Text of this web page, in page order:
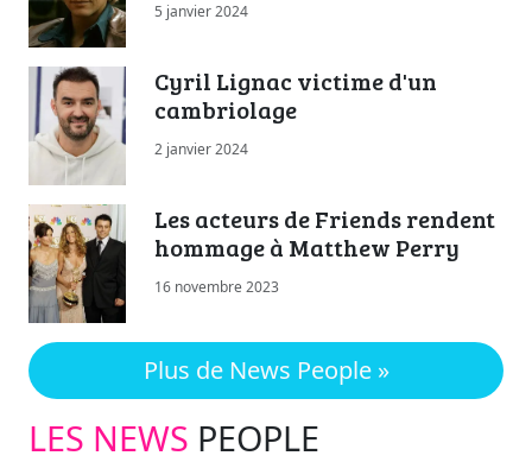
5 janvier 2024
Cyril Lignac victime d'un
cambriolage
2 janvier 2024
Les acteurs de Friends rendent
hommage à Matthew Perry
16 novembre 2023
Plus de News People »
LES NEWS PEOPLE